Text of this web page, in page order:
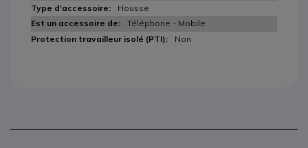
Housse
Téléphone - Mobile
Non